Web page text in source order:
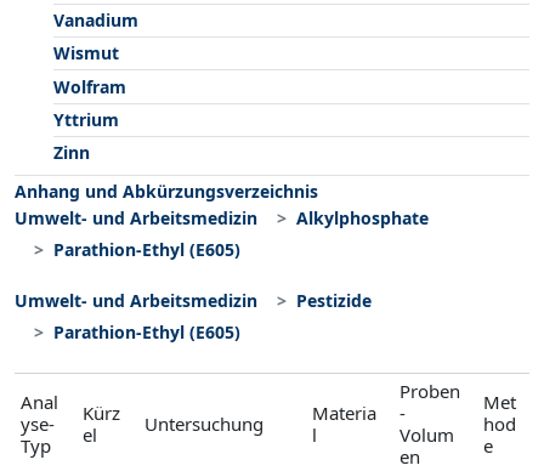
Vanadium
Wismut
Wolfram
Yttrium
Zinn
Anhang und Abkürzungsverzeichnis
Umwelt- und Arbeitsmedizin
Alkylphosphate
Parathion-Ethyl (E605)
Umwelt- und Arbeitsmedizin
Pestizide
Parathion-Ethyl (E605)
Anal
yse-
Typ
Kürz
el
Untersuchung
Materia
l
Proben
-
Volum
en
Met
hod
e